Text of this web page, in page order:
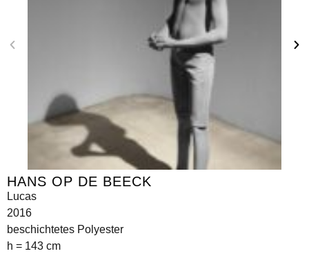
HANS OP DE BEECK
Lucas
2016
beschichtetes Polyester
h = 143 cm